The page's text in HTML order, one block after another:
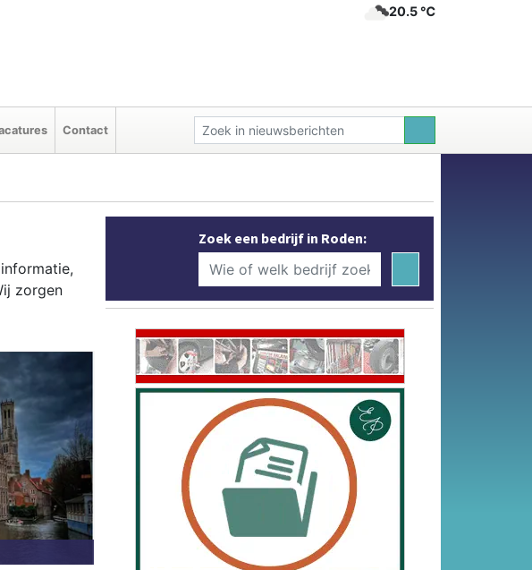
20.5 ℃
Contact
zorgen
voor
Zoek een bedrijf in Roden: